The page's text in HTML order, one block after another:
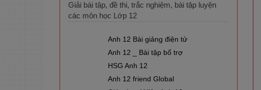
Giải bài tập, đề thi, trắc nghiệm, bài tập luyện
các môn học Lớp 12
Anh 12 Bài giảng điện tử
Anh 12 _ Bài tập bổ trợ
HSG Anh 12
Anh 12 friend Global